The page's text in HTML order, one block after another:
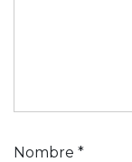
Nombre *